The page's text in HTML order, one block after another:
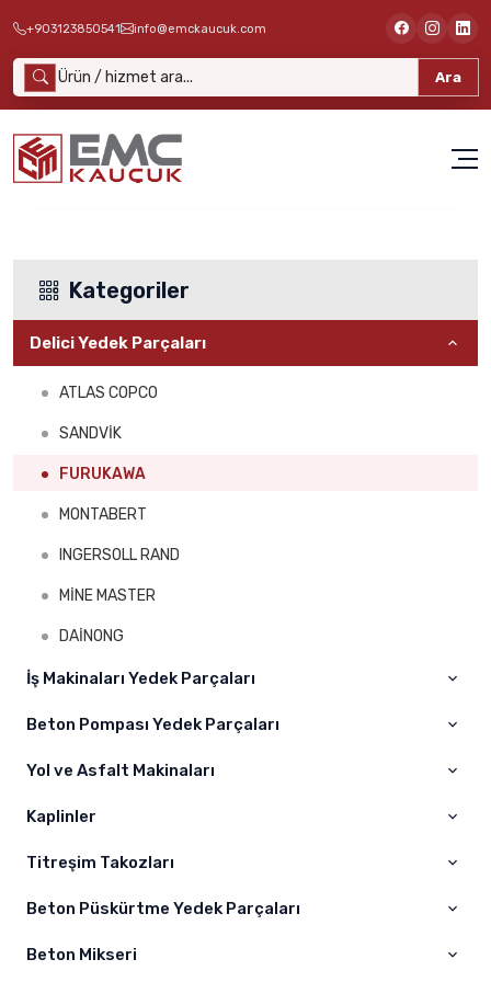
+903123850541 info@emckaucuk.com
Ara
Kategoriler
Delici Yedek Parçaları
ATLAS COPCO
SANDVİK
FURUKAWA
MONTABERT
INGERSOLL RAND
MİNE MASTER
DAİNONG
İş Makinaları Yedek Parçaları
Cat
Komatsu
Volvo
Beton Pompası Yedek Parçaları
CIFA
ELBA
SCHWİNG
Yol ve Asfalt Makinaları
WOGOLE
BOMAG
DYNAPAC
Kaplinler
A – AS Kaplin
Kaplin
Titreşim Takozları
Titreşim Takoz
Beton Püskürtme Yedek Parçaları
Kelepçeler
Beton Mikseri